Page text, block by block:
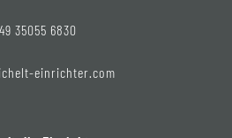
35055 6830
einrichter.com